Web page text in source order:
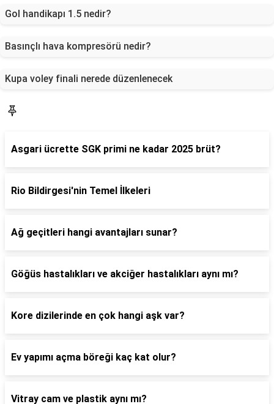
Gol handikapı 1.5 nedir?
Basınçlı hava kompresörü nedir?
Kupa voley finali nerede düzenlenecek
Asgari ücrette SGK primi ne kadar 2025 brüt?
Rio Bildirgesi'nin Temel İlkeleri
Ağ geçitleri hangi avantajları sunar?
Göğüs hastalıkları ve akciğer hastalıkları aynı mı?
Kore dizilerinde en çok hangi aşk var?
Ev yapımı açma böreği kaç kat olur?
Vitray cam ve plastik aynı mı?